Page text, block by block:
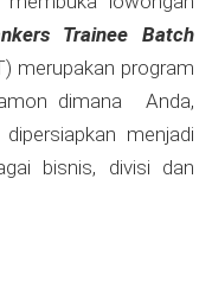
Trainee Batch
merupakan program
dimana Anda,
menjadi
bisnis, divisi dan